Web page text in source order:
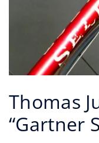
Thomas
“Gartner